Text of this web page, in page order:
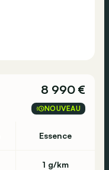
8 990 €
NOUVEAU
Essence
1 g/km